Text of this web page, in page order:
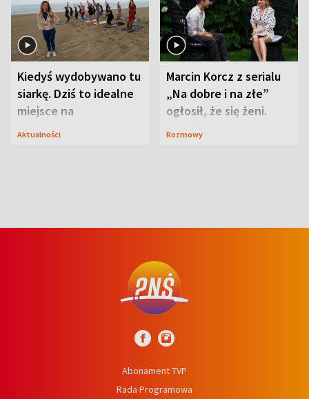
Kiedyś wydobywano tu
siarkę. Dziś to idealne
miejsce na
wypoczynek
Aktualności
Marcin Korcz z serialu
„Na dobre i na złe”
ogłosił, że się żeni.
Zdradził, co zmienił
Rozmowy
Abonament TVP
Rada Programowa